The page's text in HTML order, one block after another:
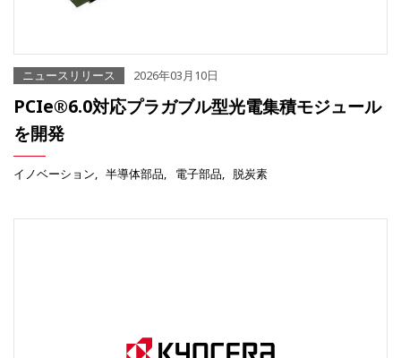
ニュースリリース 2026年03月10日
PCIe®6.0対応プラガブル型光電集積モジュール
を開発
イノベーション 半導体部品 電子部品 脱炭素